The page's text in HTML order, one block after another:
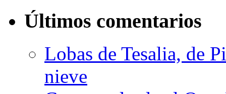
Últimos comentarios
Lobas de Tesalia, de
nieve